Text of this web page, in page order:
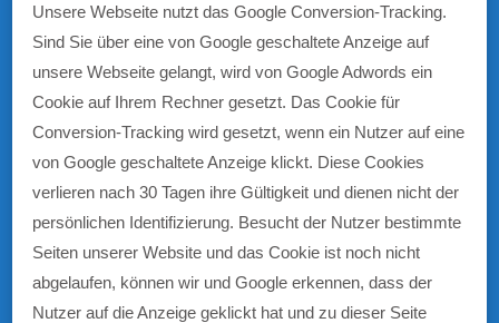
Unsere Webseite nutzt das Google Conversion-Tracking.
Sind Sie über eine von Google geschaltete Anzeige auf
unsere Webseite gelangt, wird von Google Adwords ein
Cookie auf Ihrem Rechner gesetzt. Das Cookie für
Conversion-Tracking wird gesetzt, wenn ein Nutzer auf eine
von Google geschaltete Anzeige klickt. Diese Cookies
verlieren nach 30 Tagen ihre Gültigkeit und dienen nicht der
persönlichen Identifizierung. Besucht der Nutzer bestimmte
Seiten unserer Website und das Cookie ist noch nicht
abgelaufen, können wir und Google erkennen, dass der
Nutzer auf die Anzeige geklickt hat und zu dieser Seite